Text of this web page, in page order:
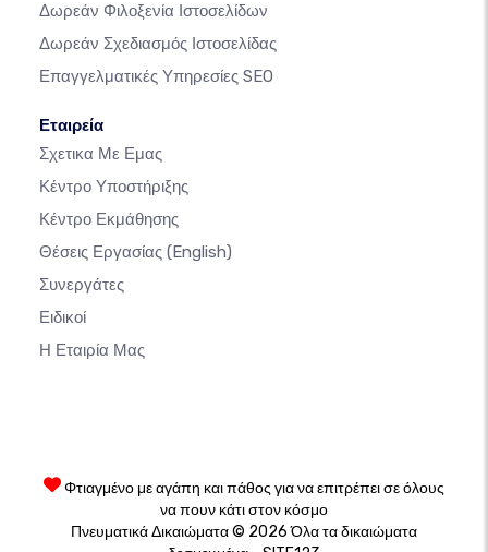
Δωρεάν Φιλοξενία Ιστοσελίδων
Δωρεάν Σχεδιασμός Ιστοσελίδας
Επαγγελματικές Υπηρεσίες SEO
Εταιρεία
Σχετικα Με Εμας
Κέντρο Υποστήριξης
Κέντρο Εκμάθησης
Θέσεις Εργασίας (English)
Συνεργάτες
Ειδικοί
Η Εταιρία Μας
Φτιαγμένο με αγάπη και πάθος για να επιτρέπει σε όλους
να πουν κάτι στον κόσμο
Πνευματικά Δικαιώματα © 2026 Όλα τα δικαιώματα